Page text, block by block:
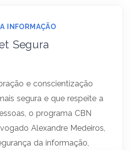
INFORMAÇÃO
Segura
e conscientização
segura e que respeite a
o programa CBN
Alexandre Medeiros,
da informação,